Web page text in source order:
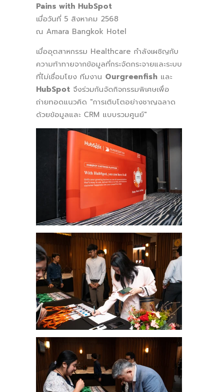
Pains with HubSpot
เมื่อวันที่ 5 สิงหาคม 2568
ณ Amara Bangkok Hotel
เมื่ออุตสาหกรรม Healthcare กำลังเผชิญกับ
ความท้าทายจากข้อมูลที่กระจัดกระจายและระบบ
ที่ไม่เชื่อมโยง ทีมงาน Ourgreenfish และ
HubSpot จึงร่วมกันจัดกิจกรรมพิเศษเพื่อ
ถ่ายทอดแนวคิด "การเติบโตอย่างชาญฉลาด
ด้วยข้อมูลและ CRM แบบรวมศูนย์"